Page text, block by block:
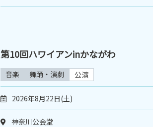
第10回ハワイアンinかながわ
音楽 舞踊・演劇 公演
2026年8月22日(土)
神奈川公会堂